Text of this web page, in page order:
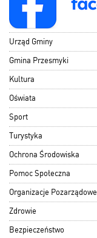
Urząd Gminy
Gmina Przesmyki
Kultura
Oświata
Sport
Turystyka
Ochrona Środowiska
Pomoc Społeczna
Organizacje Pozarządowe
Zdrowie
Bezpieczeństwo